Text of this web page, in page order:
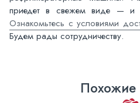
приедет в свежем виде — и
Ознакомьтесь с условиями
Будем рады сотрудничеству.
Похожие